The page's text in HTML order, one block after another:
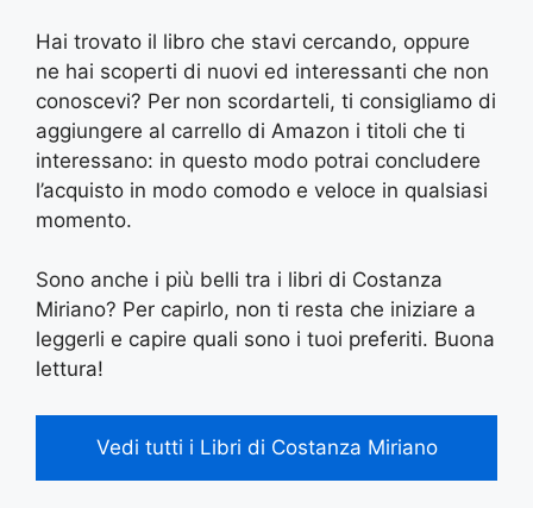
Hai trovato il libro che stavi cercando, oppure
ne hai scoperti di nuovi ed interessanti che non
conoscevi? Per non scordarteli, ti consigliamo di
aggiungere al carrello di Amazon i titoli che ti
interessano: in questo modo potrai concludere
l’acquisto in modo comodo e veloce in qualsiasi
momento.
Sono anche i più belli tra i libri di Costanza
Miriano? Per capirlo, non ti resta che iniziare a
leggerli e capire quali sono i tuoi preferiti. Buona
lettura!
Vedi tutti i Libri di Costanza Miriano